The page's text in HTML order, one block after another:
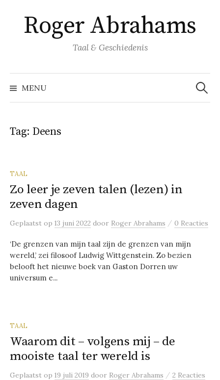
inhoud
springen
Roger Abrahams
Taal & Geschiedenis
MENU
Zoeken
naar:
Tag: Deens
TAAL
Zo leer je zeven talen (lezen) in
zeven dagen
Geplaatst op 13 juni 2022 door Roger Abrahams / 0 Reacties
‘De grenzen van mijn taal zijn de grenzen van mijn
wereld,’ zei filosoof Ludwig Wittgenstein. Zo bezien
belooft het nieuwe boek van Gaston Dorren uw
universum e...
TAAL
Waarom dit – volgens mij – de
mooiste taal ter wereld is
Geplaatst op 19 juli 2019 door Roger Abrahams / 2 Reacties